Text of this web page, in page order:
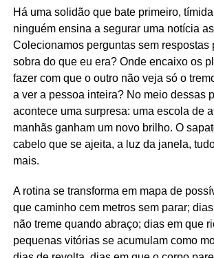
Há uma solidão que bate primeiro,
ninguém ensina a segurar uma notícia
Colecionamos perguntas sem respostas
sobra do que eu era? Onde encaixo os
fazer com que o outro não veja só o
a ver a pessoa inteira? No meio dessas
acontece uma surpresa: uma escola de
manhãs ganham um novo brilho. O
cabelo que se ajeita, a luz da janela,
mais.
A rotina se transforma em mapa de
que caminho cem metros sem parar;
não treme quando abraço; dias em que
pequenas vitórias se acumulam como